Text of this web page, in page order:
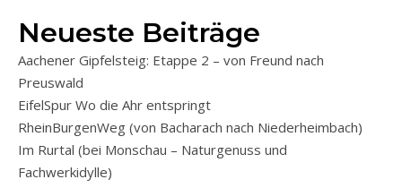
Neueste Beiträge
Aachener Gipfelsteig: Etappe 2 – von Freund nach
Preuswald
EifelSpur Wo die Ahr entspringt
RheinBurgenWeg (von Bacharach nach Niederheimbach)
Im Rurtal (bei Monschau – Naturgenuss und
Fachwerkidylle)